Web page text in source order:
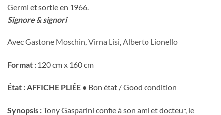
Germi et sortie en 1966.
Signore & signori
AvecGastone Moschin,Virna Lisi,Alberto Lionello
Format : 120 cm x 160 cm
État : AFFICHE PLIÉE • Bon état / Good condition
Synopsis :Tony Gasparini confie à son ami et docteur, le